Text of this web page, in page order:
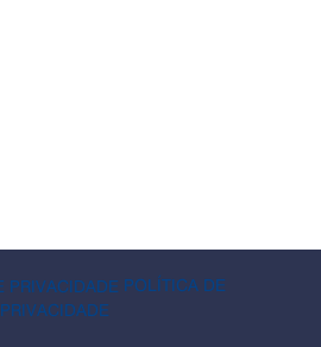
POLÍTICA DE
PRIVACIDADE